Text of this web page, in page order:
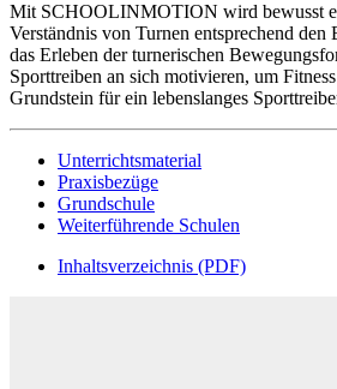
Mit SCHOOLINMOTION wird bewusst
Verständnis von Turnen entsprechend den
das Erleben der turnerischen
Sporttreiben an sich motivieren, um
Grundstein für ein lebenslanges
Unterrichtsmaterial
Praxisbezüge
Grundschule
Weiterführende Schulen
Inhaltsverzeichnis (PDF)